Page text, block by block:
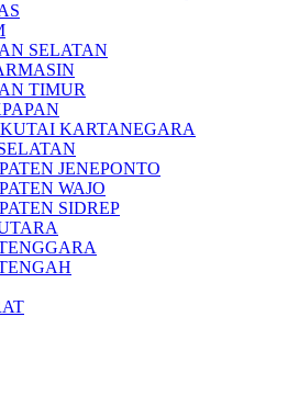
SELATAN
TIMUR
KARTANEGARA
JENEPONTO
WAJO
SIDREP